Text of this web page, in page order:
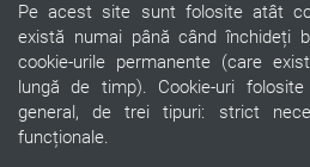
Pe acest site sunt folosite atât
există numai până când închideți
cookie-urile permanente (care
lungă de timp). Cookie-uri
general, de trei tipuri: strict
funcționale.